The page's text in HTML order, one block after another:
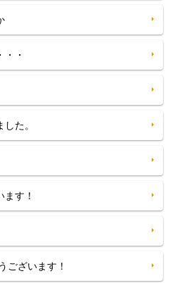
・
た。
す！
ございます！